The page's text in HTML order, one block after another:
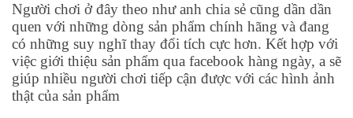
Người chơi ở đây theo như anh chia sẻ cũng dần dần
quen với những dòng sản phẩm chính hãng và đang
có những suy nghĩ thay đổi tích cực hơn. Kết hợp với
việc giới thiệu sản phẩm qua facebook hàng ngày, a sẽ
giúp nhiều người chơi tiếp cận được với các hình ảnh
thật của sản phẩm